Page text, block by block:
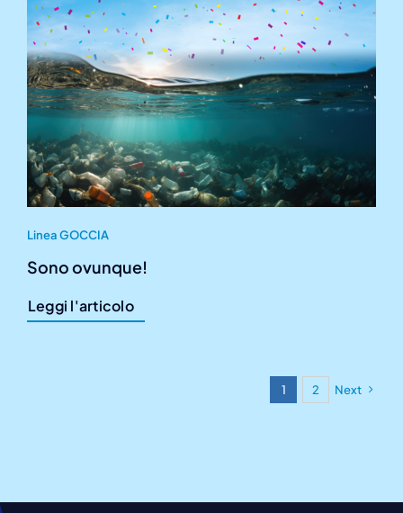
Linea GOCCIA
Sono ovunque!
Leggi l'articolo
1 2 Next